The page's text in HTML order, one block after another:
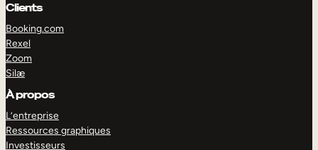
Clients
Booking.com
Rexel
Zoom
Silæ
À propos
L’entreprise
Ressources graphiques
Investisseurs